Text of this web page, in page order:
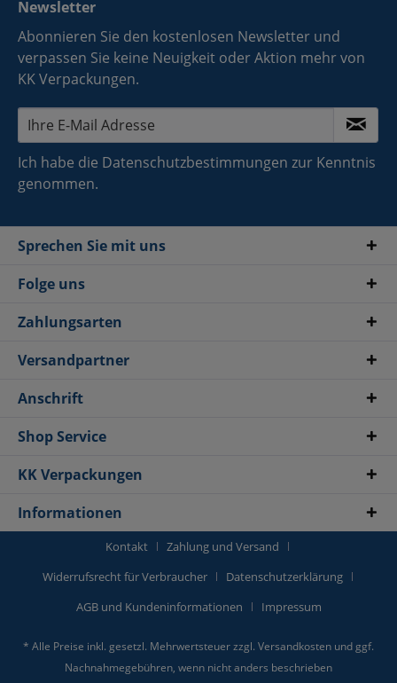
Newsletter
Abonnieren Sie den kostenlosen Newsletter und
verpassen Sie keine Neuigkeit oder Aktion mehr von
KK Verpackungen.
Ich habe die Datenschutzbestimmungen zur Kenntnis
genommen.
Sprechen Sie mit uns
Folge uns
Zahlungsarten
Versandpartner
Anschrift
Shop Service
KK Verpackungen
Informationen
Kontakt
Zahlung und Versand
Widerrufsrecht für Verbraucher
Datenschutzerklärung
AGB und Kundeninformationen
Impressum
* Alle Preise inkl. gesetzl. Mehrwertsteuer zzgl. Versandkosten und ggf.
Nachnahmegebühren, wenn nicht anders beschrieben